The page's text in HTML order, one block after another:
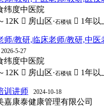
纬度中医院
12K  房山区·石楼镇  1年以
师/教研,临床老师/教研,中医
2026-5-27
纬度中医院
12K  房山区·石楼镇  1年以
训讲师 2024-10-18
嘉康泰健康管理有限公司